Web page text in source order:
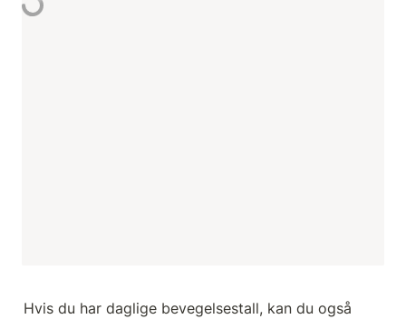
Hvis du har daglige bevegelsestall, kan du også